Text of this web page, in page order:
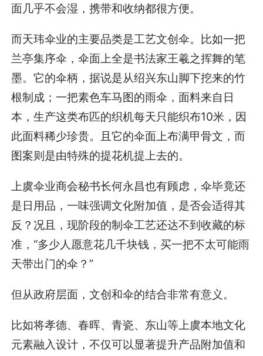
面几乎不会湿，携带和收纳都很方便。
而天玮伞业的主要品类是工艺文创伞。比如一把
兰亭集序伞，伞面上全是书法家王羲之挥舞的笔
墨。它的伞柄，据说是从绍兴东山脚下挖来的竹
根制成；一把素色车马图的雨伞，面料来自日
本，生产这类布匹的织机每天只能织布10米，因
此面料稀少珍贵。且它的伞面上布满甲骨文，而
图案则是由特殊的提花机提上去的。
上虞伞业商会秘书长何永昌也有顾虑，伞毕竟还
是日用品，一味强调文化附加值，是否会适得其
反？况且，现阶段的制伞工艺还达不到收藏的标
准，“多少人愿意花几千块钱，买一把不太可能雨
天带出门的伞？”
但从政府层面，文创和伞的结合非常有意义。
比如将孝德、春晖、青瓷、东山等上虞本地文化
元素融入设计，不仅可以显著提升产品附加值和